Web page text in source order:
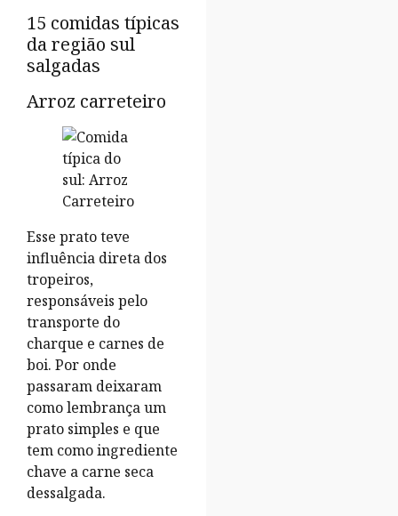
15 comidas típicas
da região sul
salgadas
Arroz carreteiro
Esse prato teve
influência direta dos
tropeiros,
responsáveis pelo
transporte do
charque e carnes de
boi. Por onde
passaram deixaram
como lembrança um
prato simples e que
tem como ingrediente
chave a carne seca
dessalgada.